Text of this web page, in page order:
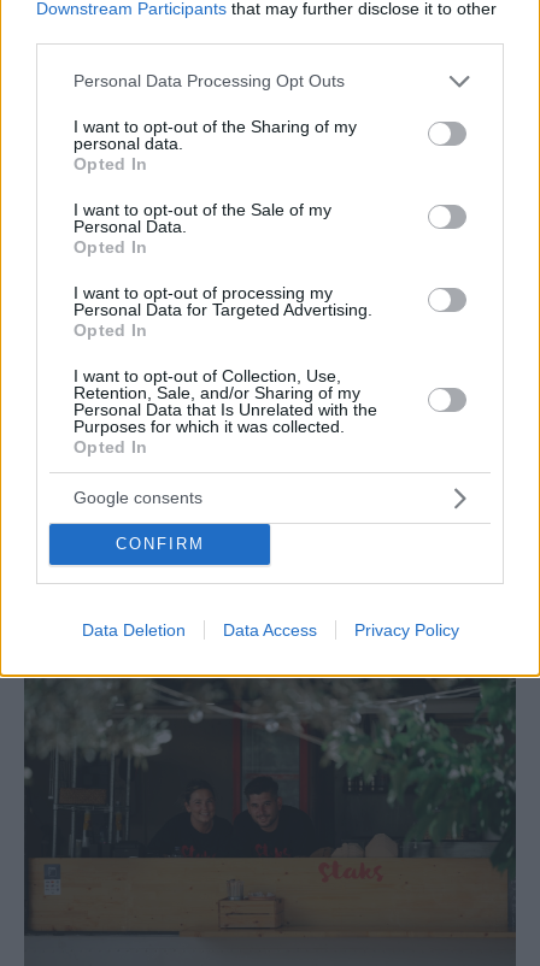
Downstream Participants that may further disclose it to other
Please note that this website/app uses one or more Google
not limited to your visit or usage behaviour. You may click to
grant or deny consent to Google and its third-party tags to
use your data for below specified purposes in below Google
consent section.
Personal Data Processing Opt Outs
I want to opt-out of the Sharing of my
personal data.
Opted In
I want to opt-out of the Sale of my
Personal Data.
Opted In
I want to opt-out of processing my
Personal Data for Targeted Advertising.
Opted In
I want to opt-out of Collection, Use,
Retention, Sale, and/or Sharing of my
Personal Data that Is Unrelated with the
Purposes for which it was collected.
Opted In
Google consents
CONFIRM
Data Deletion Data Access Privacy Policy
Ποιος είναι ο καλύτερος
τρόπος να κρυώσεις το κρασί
σου;